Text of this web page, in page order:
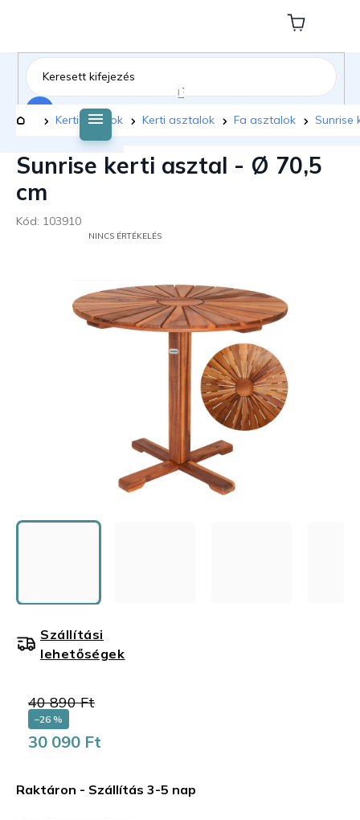
tartalomhoz
Kosár
Kezdőlap
Kerti bútorok Kerti asztalok Fa asztalok Sunrise
Sunrise kerti asztal - Ø 70,5
cm
Kód: 103910
NINCS ÉRTÉKELÉS
40 890 Ft
–26 %
30 090 Ft
Raktáron - Szállítás 3-5 nap
Szállítási
lehetőségek